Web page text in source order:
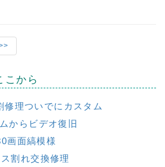
こから
理ついでにカスタム
からビデオ復旧
画面縞模様
割れ交換修理